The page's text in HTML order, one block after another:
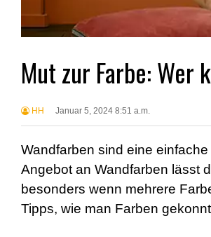
Mut zur Farbe: Wer
HH Januar 5, 2024 8:51 a.m.
Wandfarben sind eine
Angebot an Wandfarben lässt
besonders wenn mehrere
Tipps, wie man Farben